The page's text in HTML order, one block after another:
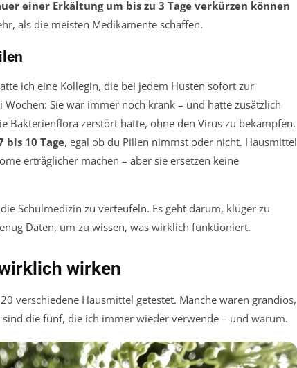
einer Erkältung um bis zu 3 Tage verkürzen können
als die meisten Medikamente schaffen.
ich eine Kollegin, die bei jedem Husten sofort zur
Sie war immer noch krank – und hatte zusätzlich
Bakterienflora zerstört hatte, ohne den Virus zu bekämpfen.
10 Tage, egal ob du Pillen nimmst oder nicht. Hausmittel
erträglicher machen – aber sie ersetzen keine
Schulmedizin zu verteufeln. Es geht darum, klüger zu
Daten, um zu wissen, was wirklich funktioniert.
wirken
verschiedene Hausmittel getestet. Manche waren grandios,
die fünf, die ich immer wieder verwende – und warum.